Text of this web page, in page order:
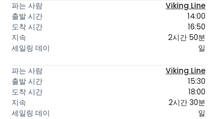
Viking Line
14:00
16:50
2시간 50분
일
Viking Line
15:30
18:00
2시간 30분
일